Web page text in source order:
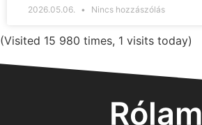
2026.05.06. Nincs hozzászólás
(Visited 15 980 times, 1 visits today)
Rólam